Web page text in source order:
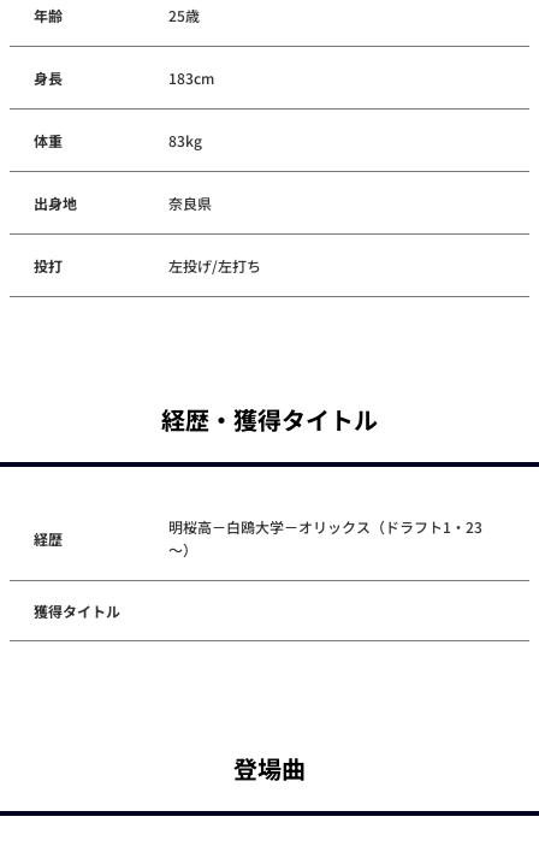
年齢 25歳
身長 183cm
体重 83kg
出身地 奈良県
投打 左投げ/左打ち
経歴・獲得タイトル
経歴
明桜高－白鴎大学－オリックス（ドラフト1・23
～）
獲得タイトル
登場曲